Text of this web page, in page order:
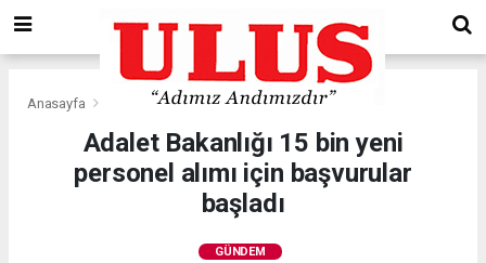
Anasayfa Gündem
Adalet Bakanlığı 15 bin yeni
personel alımı için başvurular
başladı
GÜNDEM